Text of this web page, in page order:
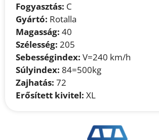
Fogyasztás: C
Gyártó: Rotalla
Magasság: 40
Szélesség: 205
Sebességindex: V=240 km/h
Súlyindex: 84=500kg
Zajhatás: 72
Erősített kivitel: XL